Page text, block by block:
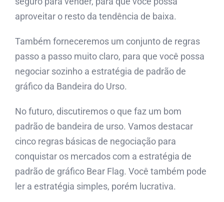
aproveitar o resto da tendência de baixa.
Também forneceremos um conjunto de regras
passo a passo muito claro, para que você possa
negociar sozinho a estratégia de padrão de
gráfico da Bandeira do Urso.
No futuro, discutiremos o que faz um bom
padrão de bandeira de urso. Vamos destacar
cinco regras básicas de negociação para
conquistar os mercados com a estratégia de
padrão de gráfico Bear Flag. Você também pode
ler a estratégia simples, porém lucrativa.